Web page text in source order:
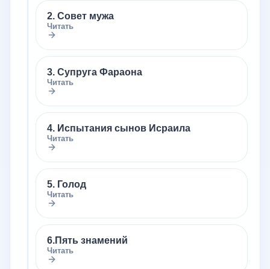
2. Совет мужа
Читать
3. Супруга Фараона
Читать
4. Испытания сынов Исраила
Читать
5. Голод
Читать
6.Пять знамений
Читать